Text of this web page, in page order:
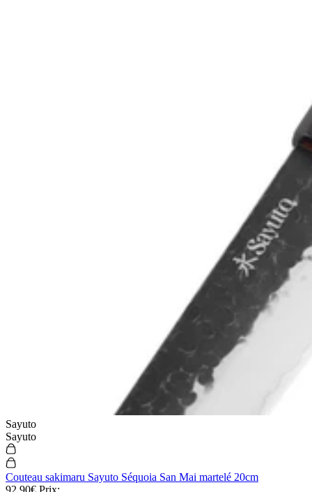
Sayuto
Sayuto
Couteau sakimaru Sayuto Séquoia San Mai martelé 20cm
92,90€ Prix: